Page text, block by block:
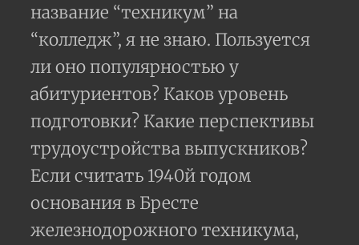
название “техникум” на
“колледж”, я не знаю. Пользуется
ли оно популярностью у
абитуриентов? Каков уровень
подготовки? Какие перспективы
трудоустройства выпускников?
Если считать 1940й годом
основания в Бресте
железнодорожного техникума,